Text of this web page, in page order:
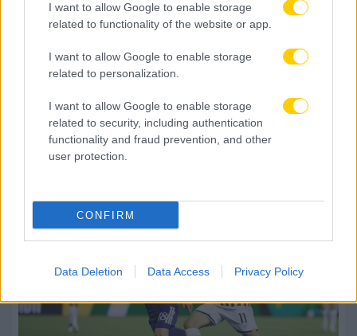
I want to allow Google to enable storage
related to functionality of the website or app.
I want to allow Google to enable storage
related to personalization.
I want to allow Google to enable storage
related to security, including authentication
functionality and fraud prevention, and other
user protection.
CONFIRM
Data Deletion Data Access Privacy Policy